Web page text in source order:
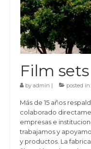
Film sets
by admin | posted in:
Más de 15 años
colaborado
empresas e
trabajamos y
y productos. La